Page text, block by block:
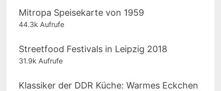
Mitropa Speisekarte von 1959
44.3k Aufrufe
Streetfood Festivals in Leipzig 2018
31.9k Aufrufe
Klassiker der DDR Küche: Warmes Eckchen